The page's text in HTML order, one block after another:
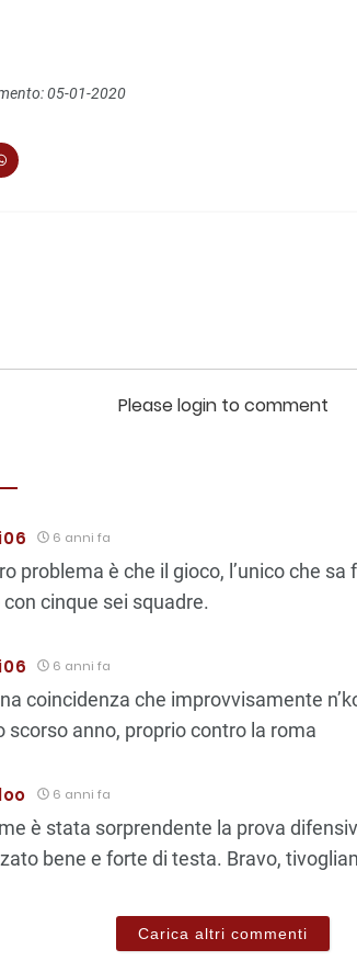
05-01-2020
Please login to comment
6 anni fa
problema è che il gioco, l’unico che
con cinque sei squadre.
6 anni fa
coincidenza che improvvisamente
scorso anno, proprio contro la roma
6 anni fa
è stata sorprendente la prova
bene e forte di testa. Bravo,
Carica altri commenti